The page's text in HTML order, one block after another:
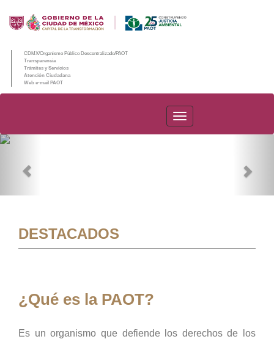
CDMX/Organismo Público Descentralizado/PAOT
Transparencia
Trámites y Servicios
Atención Ciudadana
Web e-mail PAOT
PAOT
DESTACADOS
¿Qué es la PAOT?
Es un organismo que defiende los derechos de los